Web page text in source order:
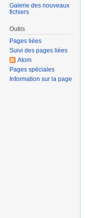
Galerie des nouveaux
fichiers
Outils
Pages liées
Suivi des pages liées
Atom
Pages spéciales
Information sur la page